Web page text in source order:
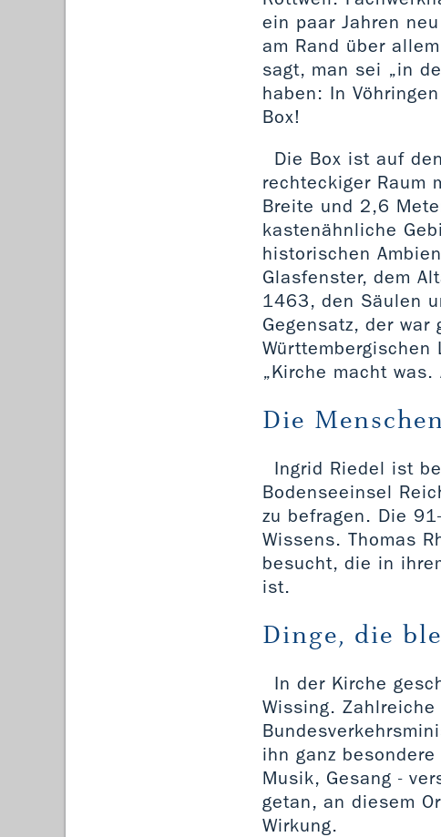
ein paar Jahren
am Rand über
sagt, man sei „in
haben: In
Box!
Die Box ist auf
rechteckiger Raum
Breite und 2,6
kastenähnliche
historischen
Glasfenster, dem
1463, den Säulen
Gegensatz, der
„Kirche macht
Die
Ingrid Riedel ist
Bodenseeinsel
zu befragen. Die
Wissens. Thomas
besucht, die in
ist.
Dinge, die
In der Kirche
Wissing.
ihn ganz
Musik, Gesang -
getan, an diesem
Wirkung.